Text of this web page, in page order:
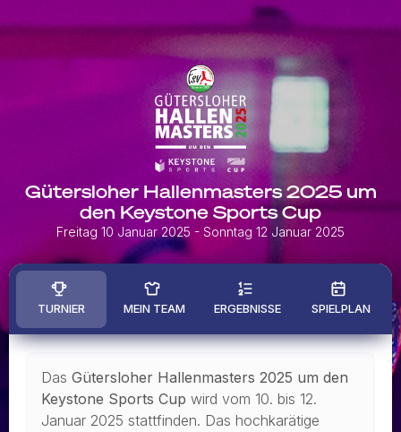
Gütersloher Hallenmasters 2025 um
den Keystone Sports Cup
Freitag 10 Januar 2025 - Sonntag 12 Januar 2025
TURNIER MEIN TEAM ERGEBNISSE SPIELPLAN
Das Gütersloher Hallenmasters 2025 um den
Keystone Sports Cup wird vom 10. bis 12.
Januar 2025 stattfinden. Das hochkarätige